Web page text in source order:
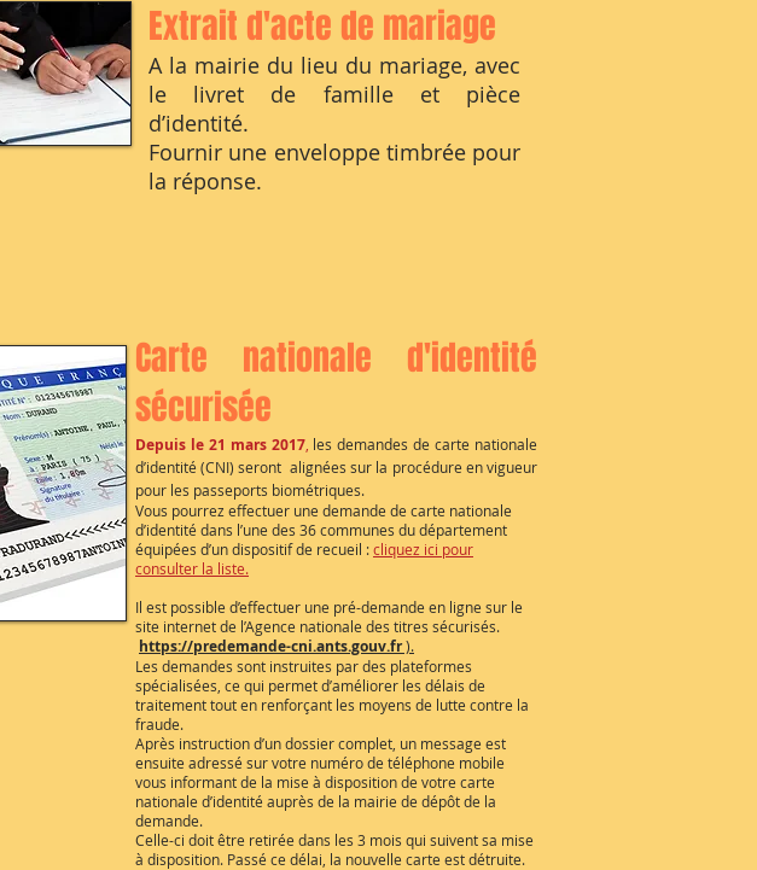
Extrait d'acte de mariage
A la mairie du lieu du mariage, avec
le livret de famille et pièce
d’identité.
Fournir une enveloppe timbrée pour
la réponse.
Carte nationale d'identité
sécurisée
Depuis le 21 mars 2017, les demandes de carte nationale
d’identité (CNI) seront alignées sur la procédure en vigueur
pour les passeports biométriques.
Vous pourrez effectuer une demande de carte nationale
d’identité dans l’une des 36 communes du département
équipées d’un dispositif de recueil :cliquez ici pour
consulter la liste.
Il est possible d’effectuer une pré-demande en ligne sur le
site internet de l’Agence nationale des titres sécurisés.
https://predemande-cni.ants.gouv.fr).
Les demandes sont instruites par des plateformes
spécialisées, ce qui permet d’améliorer les délais de
traitement tout en renforçant les moyens de lutte contre la
fraude.
Après instruction d’un dossier complet, un message est
ensuite adressé sur votre numéro de téléphone mobile
vous informant de la mise à disposition de votre carte
nationale d’identité auprès de la mairie de dépôt de la
demande.
Celle-ci doit être retirée dans les 3 mois qui suivent sa mise
à disposition. Passé ce délai, la nouvelle carte est détruite.